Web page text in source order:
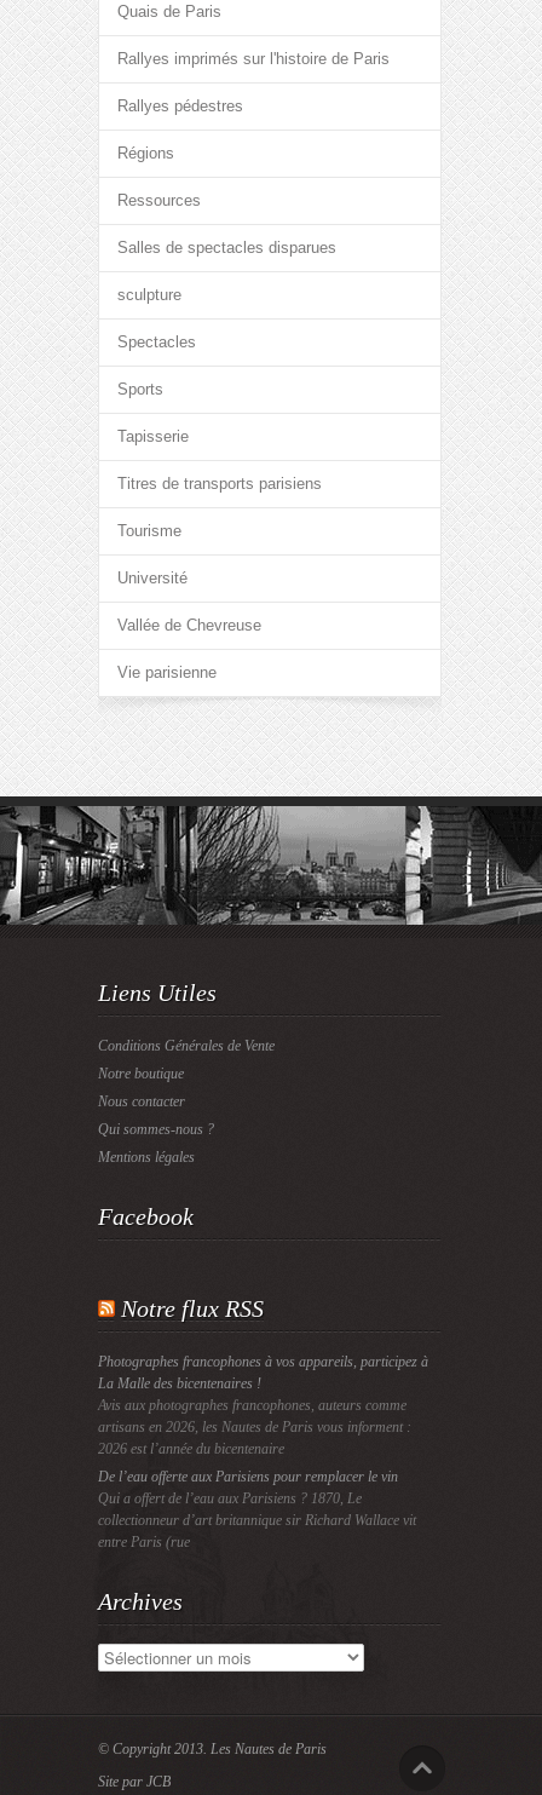
Quais de Paris
Rallyes imprimés sur l'histoire de Paris
Rallyes pédestres
Régions
Ressources
Salles de spectacles disparues
sculpture
Spectacles
Sports
Tapisserie
Titres de transports parisiens
Tourisme
Université
Vallée de Chevreuse
Vie parisienne
Liens Utiles
Conditions Générales de Vente
Notre boutique
Nous contacter
Qui sommes-nous ?
Mentions légales
Facebook
Notre flux RSS
Photographes francophones à vos appareils, participez à
La Malle des bicentenaires !
Avis aux photographes francophones, auteurs comme
artisans en 2026, les Nautes de Paris vous informent :
2026 est l’année du bicentenaire
De l’eau offerte aux Parisiens pour remplacer le vin
Qui a offert de l’eau aux Parisiens ? 1870, Le
collectionneur d’art britannique sir Richard Wallace vit
entre Paris (rue
Archives
Archives
© Copyright 2013. Les Nautes de Paris
Site par JCB